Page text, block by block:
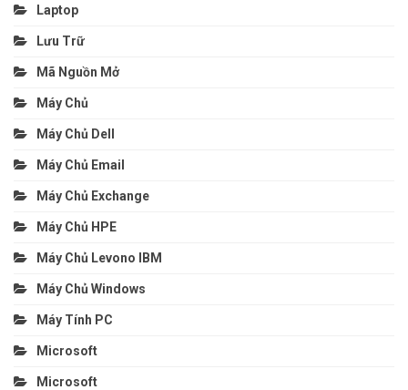
Laptop
Lưu Trữ
Mã Nguồn Mở
Máy Chủ
Máy Chủ Dell
Máy Chủ Email
Máy Chủ Exchange
Máy Chủ HPE
Máy Chủ Levono IBM
Máy Chủ Windows
Máy Tính PC
Microsoft
Microsoft